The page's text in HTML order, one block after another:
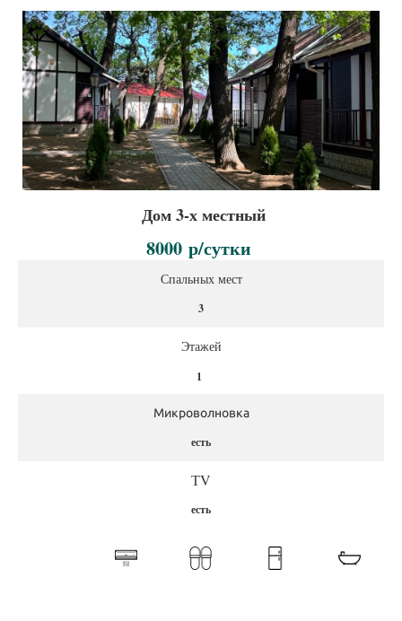
Дом 3-х местный
8000 р/сутки
Спальных мест
3
Этажей
1
Микроволновка
есть
ТV
есть